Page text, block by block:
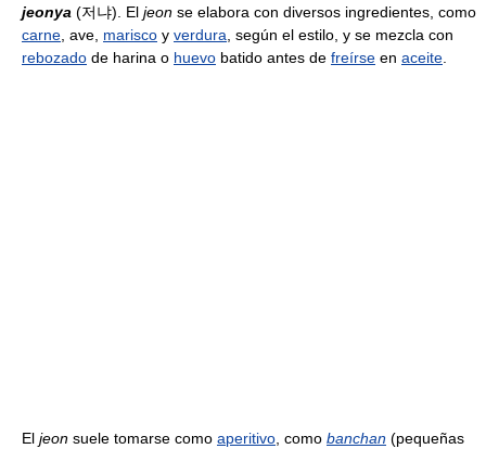
jeonya (저냐). El jeon se elabora con diversos ingredientes, como
carne, ave, marisco y verdura, según el estilo, y se mezcla con
rebozado de harina o huevo batido antes de freírse en aceite.
El jeon suele tomarse como aperitivo, como banchan (pequeñas